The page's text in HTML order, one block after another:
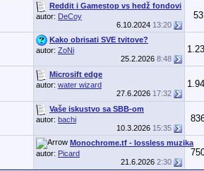
Reddit i Gamestop vs hedž fondovi
autor: DeCoy
6.10.2024 13:20
53
Kako obrisati SVE tvitove?
autor: ZoNi
25.2.2026 8:48
Microsift edge
autor: water wizard
27.6.2026 17:32
Vaše iskustvo sa SBB-om
autor: bachi
10.3.2026 15:35
Monochrome.tf - lossless muzika
autor: Picard
21.6.2026 2:30